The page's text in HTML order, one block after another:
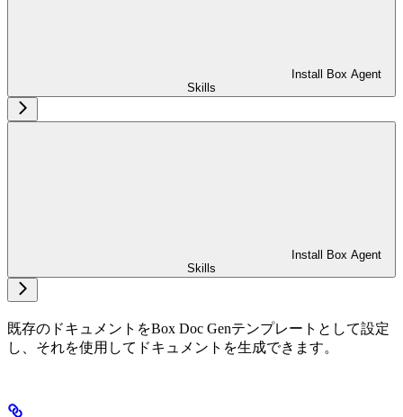
Install Box Agent
Skills
Install Box Agent
Skills
既存のドキュメントをBox Doc Genテンプレートとして設定
し、それを使用してドキュメントを生成できます。